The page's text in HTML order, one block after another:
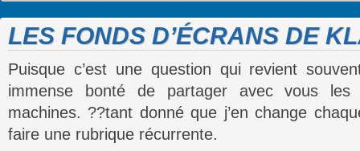
LES FONDS D’ÉCRANS DE
Puisque c’est une question qui revient
immense bonté de partager avec vous les
machines. ??tant donné que j’en change
faire une rubrique récurrente.